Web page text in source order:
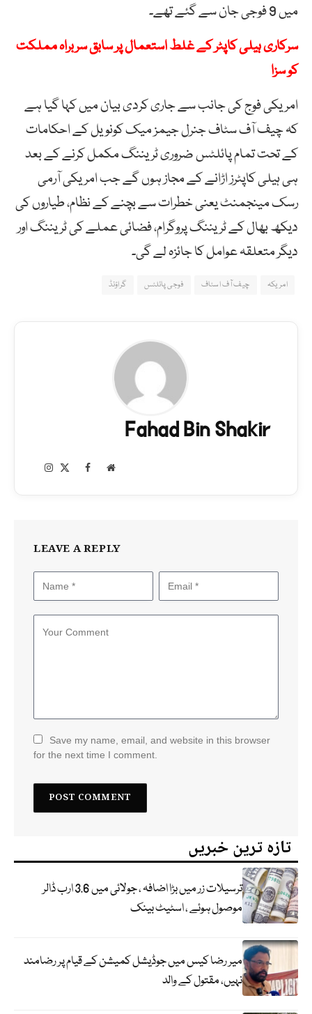
میں 9 فوجی جان سے گئے تھے۔
سرکاری ہیلی کاپٹر کے غلط استعمال پر سابق سربراہ مملکت
کو سزا
امریکی فوج کی جانب سے جاری کردی بیان میں کہا گیا ہے
کہ چیف آف سٹاف جنرل جیمز میک کونویل کے احکامات
کے تحت تمام پائلٹس ضروری ٹریننگ مکمل کرنے کے بعد
ہی ہیلی کاپٹرز اڑانے کے مجاز ہوں گے جب امریکی آرمی
رسک مینجمنٹ یعنی خطرات سے بچنے کے نظام، طیاروں کی
دیکھ بھال کے ٹریننگ پروگرام، فضائی عملے کی ٹریننگ اور
دیگر متعلقہ عوامل کا جائزہ لے گی۔
امریکہ چیف آف اسٹاف فوجی پائلٹس گراؤنڈ
Fahad Bin Shakir
Website
Facebook
Instagram
LEAVE A REPLY
Save my name, email, and website in this browser
for the next time I comment.
تازہ ترین خبریں
ترسیلات زر میں بڑا اضافہ ، جولائی میں 3.6 ارب ڈالر
موصول ہوئے ، اسٹیٹ بینک
میر رضا کیس میں جوڈیشل کمیشن کے قیام پر رضامند
نہیں، مقتول کے والد